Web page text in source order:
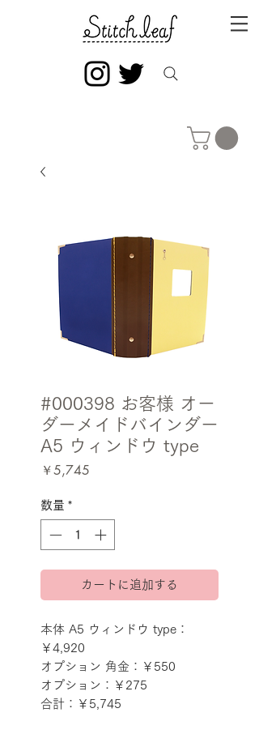
#000398 お客様 オー
ダーメイドバインダー
A5 ウィンドウ type
￥5,745
数量 *
カートに追加する
本体 A5 ウィンドウ type：
￥4,920
オプション 角金：￥550
オプション：￥275
合計：￥5,745